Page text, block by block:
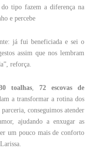
do tipo fazem a diferença na
e percebe
já fui beneficiada e sei o
assim que nos lembram
reforça.
toalhas, 72 escovas de
a transformar a rotina dos
conseguimos atender
ajudando a enxugar as
um pouco mais de conforto